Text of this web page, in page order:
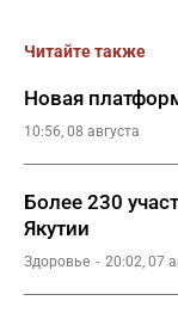
Читайте также
Новая
10:56, 08 августа
Более 230
Якутии
Здоровье 20:02, 07